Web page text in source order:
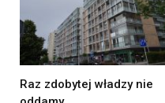
Raz zdobytej władzy nie